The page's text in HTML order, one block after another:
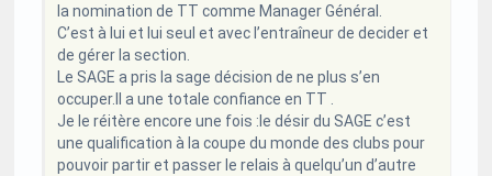
la nomination de TT comme Manager Général.
C’est à lui et lui seul et avec l’entraîneur de decider et
de gérer la section.
Le SAGE a pris la sage décision de ne plus s’en
occuper.Il a une totale confiance en TT .
Je le réitère encore une fois :le désir du SAGE c’est
une qualification à la coupe du monde des clubs pour
pouvoir partir et passer le relais à quelqu’un d’autre